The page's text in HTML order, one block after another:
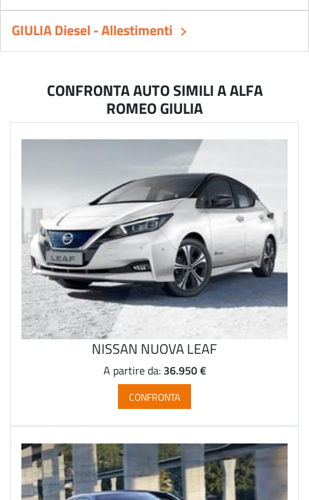
GIULIA Diesel - Allestimenti keyboard_arrow_right
CONFRONTA AUTO SIMILI A ALFA
ROMEO GIULIA
NISSAN NUOVA LEAF
A partire da: 36.950 €
CONFRONTA